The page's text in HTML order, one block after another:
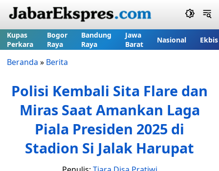
Kupas
Perkara
Bogor
Raya
Bandung
Raya
Jawa
Barat
Nasional Ekbis
Beranda » Berita
Polisi Kembali Sita Flare dan
Miras Saat Amankan Laga
Piala Presiden 2025 di
Stadion Si Jalak Harupat